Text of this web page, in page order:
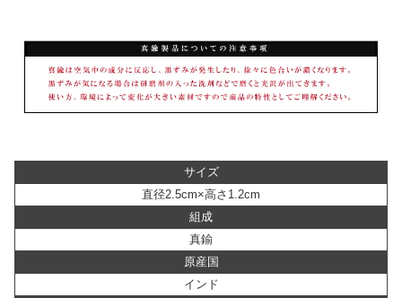
サイズ
直径2.5cm×高さ1.2cm
組成
真鍮
原産国
インド